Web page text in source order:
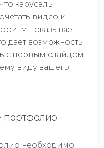
карусель
видео и
показывает
дает возможность
с первым слайдом
виду вашего
необходимо